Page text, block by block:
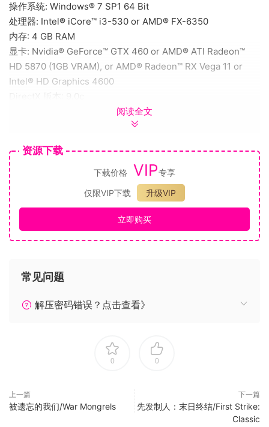
操作系统: Windows® 7 SP1 64 Bit
处理器: Intel® iCore™ i3-530 or AMD® FX-6350
内存: 4 GB RAM
显卡: Nvidia® GeForce™ GTX 460 or AMD® ATI Radeon™
HD 5870 (1GB VRAM), or AMD® Radeon™ RX Vega 11 or
Intel® HD Graphics 4600
存储空间: 需要 10 GB 可用空间
魔改内容：
所谓的魔改是指在你进行各项活动中和探索中，
将原本乏味枯燥的命令都改成各种丧失的命令和各种奇怪的升
级组建。
（比如银荡的战舰指挥官，研究各种奇银欢合之术，三角木马
飞船动力系统，
新版所整合的魔改更是比以前的版本丰富几倍！
MOD，非常有趣！
2-风搔升级：更多的魔改内容，在原有的版本的基础上上添加
4-3D狐娘动漫种族（会动的那种）：氢气的画风。
5-萌萌哒的少女（日系）：24种日语配音，一滴不剩！
6-战锤40k 哥特舰队（帝国，死灵，混沌）船模：血祭血神，
阅读全文
资源下载
下载价格 VIP专享
仅限VIP下载
升级VIP
立即购买
常见问题
解压密码错误？点击查看》
0 0
上一篇
被遗忘的我们/War Mongrels
下一篇
先发制人：末日终结/First Strike:
Classic